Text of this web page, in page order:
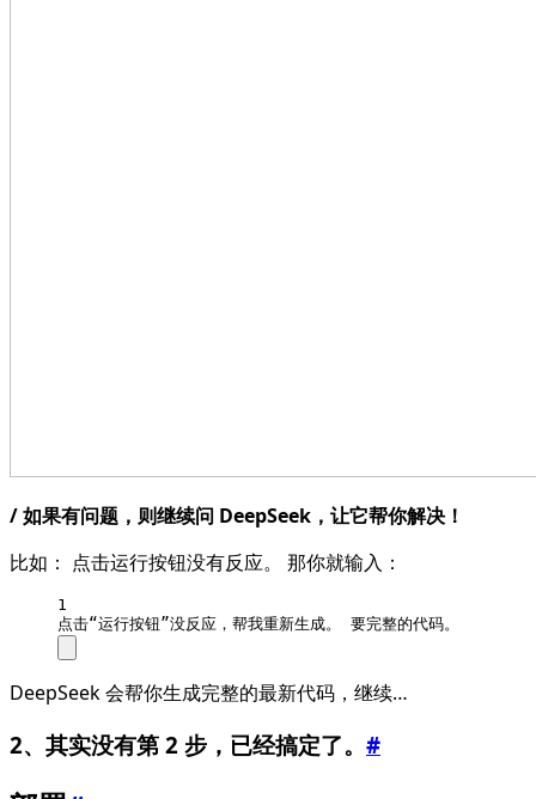
/ 如果有问题，则继续问 DeepSeek，让它帮你解决！
比如： 点击运行按钮没有反应。 那你就输入：
1
点击“运行按钮”没反应，帮我重新生成。 要完整的代码。
DeepSeek 会帮你生成完整的最新代码，继续…
2、其实没有第 2 步，已经搞定了。 #